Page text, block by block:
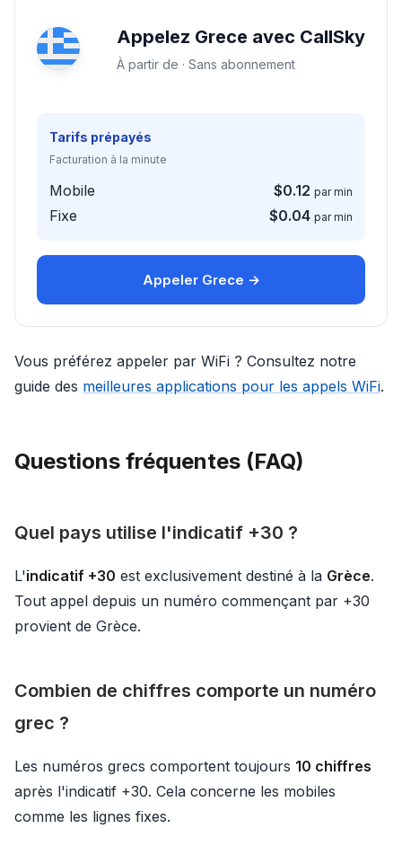
Appelez Grece avec CallSky
À partir de · Sans abonnement
Tarifs prépayés
Facturation à la minute
Mobile $0.12 par min
Fixe $0.04 par min
Appeler Grece →
Vous préférez appeler par WiFi ? Consultez notre
guide des meilleures applications pour les appels WiFi.
Questions fréquentes (FAQ)
Quel pays utilise l'indicatif +30 ?
L'indicatif +30 est exclusivement destiné à la Grèce.
Tout appel depuis un numéro commençant par +30
provient de Grèce.
Combien de chiffres comporte un numéro
grec ?
Les numéros grecs comportent toujours 10 chiffres
après l'indicatif +30. Cela concerne les mobiles
comme les lignes fixes.